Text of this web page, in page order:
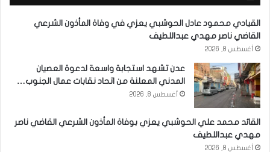
القيادي محمود عادل الحوشبي يعزي في وفاة المأذون الشرعي
القاضي ناصر مهدي عبداللطيف
أغسطس 8, 2026
عدن تشهد استجابة واسعة لدعوة العصيان
المدني المعلنة من اتحاد نقابات عمال الجنوب…
أغسطس 8, 2026
القائد محمد علي الحوشبي يعزي بوفاة المأذون الشرعي القاضي ناصر
مهدي عبداللطيف
أغسطس 8, 2026